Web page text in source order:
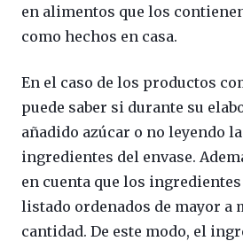
en alimentos que los
como hechos en casa.
En el caso de los productos
puede saber si durante su
añadido azúcar o no leyendo
ingredientes del envase.
en cuenta que los
listado ordenados de mayor a
cantidad. De este modo, el